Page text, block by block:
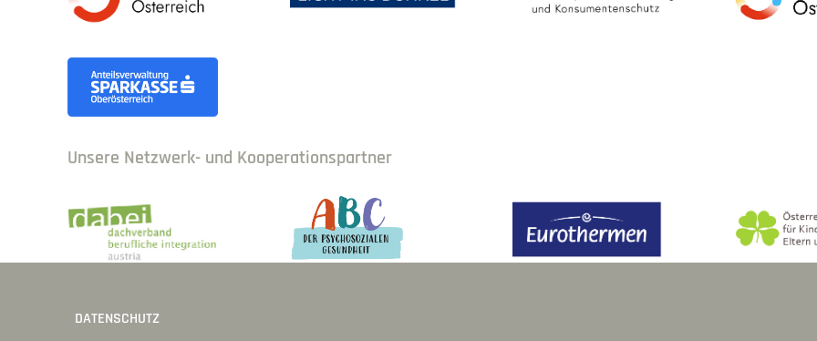
Unsere Netzwerk- und Kooperationspartner
DATENSCHUTZ